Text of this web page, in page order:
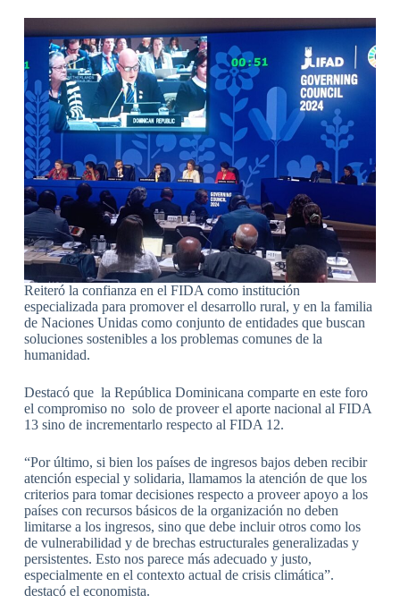
Reiteró la confianza en el FIDA como institución
especializada para promover el desarrollo rural, y en la familia
de Naciones Unidas como conjunto de entidades que buscan
soluciones sostenibles a los problemas comunes de la
humanidad.
Destacó que la República Dominicana comparte en este foro
el compromiso no solo de proveer el aporte nacional al FIDA
13 sino de incrementarlo respecto al FIDA 12.
“Por último, si bien los países de ingresos bajos deben recibir
atención especial y solidaria, llamamos la atención de que los
criterios para tomar decisiones respecto a proveer apoyo a los
países con recursos básicos de la organización no deben
limitarse a los ingresos, sino que debe incluir otros como los
de vulnerabilidad y de brechas estructurales generalizadas y
persistentes. Esto nos parece más adecuado y justo,
especialmente en el contexto actual de crisis climática”.
destacó el economista.